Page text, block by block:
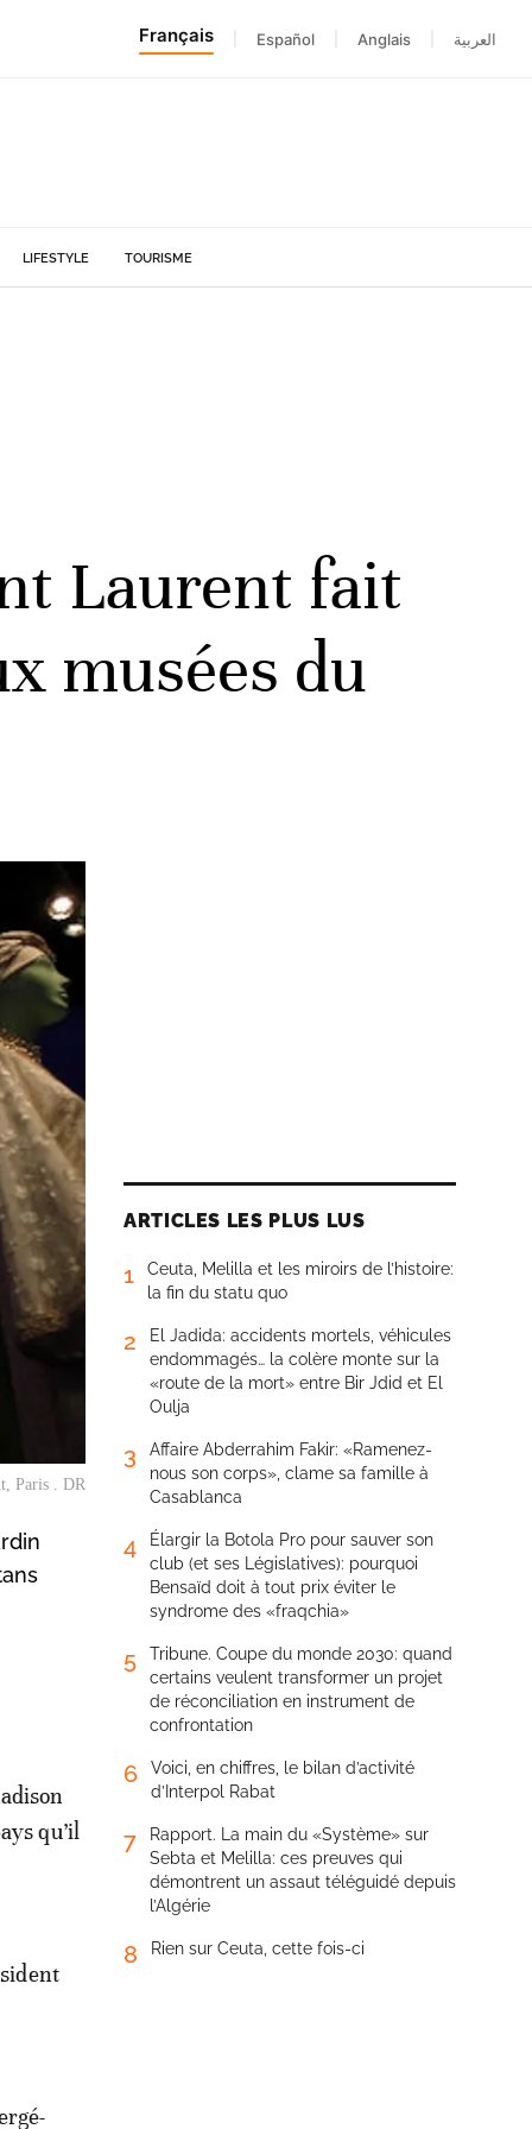
Français Español Anglais العربية
LIFESTYLE TOURISME
Laurent fait
musées du
Paris . DR
qu’il
ARTICLES LES PLUS LUS
1
Ceuta, Melilla et les miroirs de l’histoire:
la fin du statu quo
2
El Jadida: accidents mortels, véhicules
endommagés… la colère monte sur la
«route de la mort» entre Bir Jdid et El
Oulja
3
Affaire Abderrahim Fakir: «Ramenez-
nous son corps», clame sa famille à
Casablanca
4
Élargir la Botola Pro pour sauver son
club (et ses Législatives): pourquoi
Bensaïd doit à tout prix éviter le
syndrome des «fraqchia»
5
Tribune. Coupe du monde 2030: quand
certains veulent transformer un projet
de réconciliation en instrument de
confrontation
6
Voici, en chiffres, le bilan d’activité
d’Interpol Rabat
7
Rapport. La main du «Système» sur
Sebta et Melilla: ces preuves qui
démontrent un assaut téléguidé depuis
l’Algérie
8 Rien sur Ceuta, cette fois-ci